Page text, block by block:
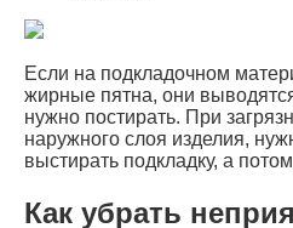
Если на подкладочном
жирные пятна, они
нужно постирать. При
наружного слоя изделия,
выстирать подкладку, а
Как убрать